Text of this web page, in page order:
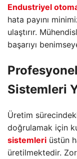
Endustriyel
hata payını
ulaştırır.
başarıyı
Sistemleri
Üretim sürecindeki
doğrulamak için
sistemleri üstün
üretilmektedir.